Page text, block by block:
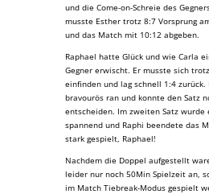
und die Come-on-Schreie des
musste Esther trotz 8:7 Vorsprung
und das Match mit 10:12 abgeben.
Raphael hatte Glück und wie Carla
Gegner erwischt. Er musste sich
einfinden und lag schnell 1:4 zurück.
bravourös ran und konnte den Satz
entscheiden. Im zweiten Satz wurde
spannend und Raphi beendete das
stark gespielt, Raphael!
Nachdem die Doppel aufgestellt
leider nur noch 50Min Spielzeit an,
im Match Tiebreak-Modus gespielt